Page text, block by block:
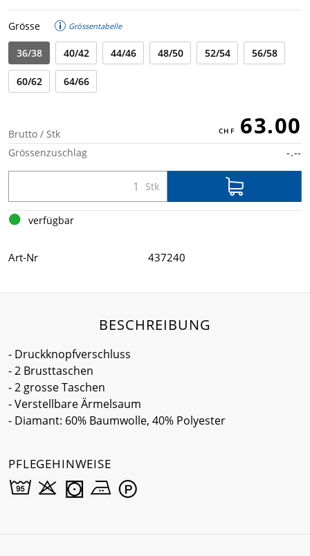
Grösse Grössentabelle
36/38 40/42 44/46 48/50 52/54 56/58
60/62 64/66
Brutto / Stk 63.00
Grössenzuschlag -.--
verfügbar
Art-Nr 437240
BESCHREIBUNG
- Druckknopfverschluss
- 2 Brusttaschen
- 2 grosse Taschen
- Verstellbare Ärmelsaum
- Diamant: 60% Baumwolle, 40% Polyester
PFLEGEHINWEISE